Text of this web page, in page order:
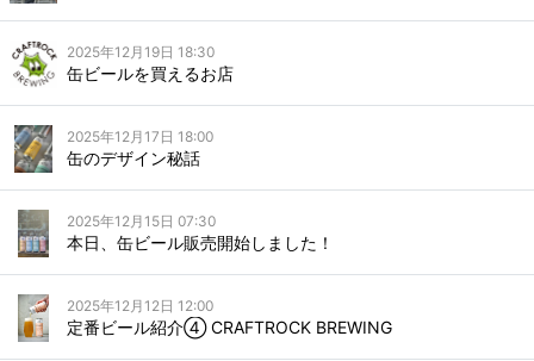
2025年12月19日 18:30
缶ビールを買えるお店
2025年12月17日 18:00
缶のデザイン秘話
2025年12月15日 07:30
本日、缶ビール販売開始しました！
2025年12月12日 12:00
定番ビール紹介④ CRAFTROCK BREWING